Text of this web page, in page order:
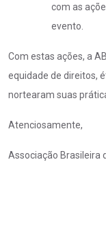
com as
evento.
Com estas ações, a
equidade de direitos,
nortearam suas
Atenciosamente,
Associação Brasileira